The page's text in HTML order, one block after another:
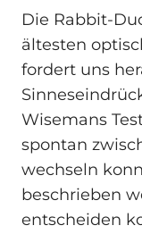
Die Rabbit-
ältesten
fordert uns
Wisemans
spontan
wechseln
beschrieben
entscheiden